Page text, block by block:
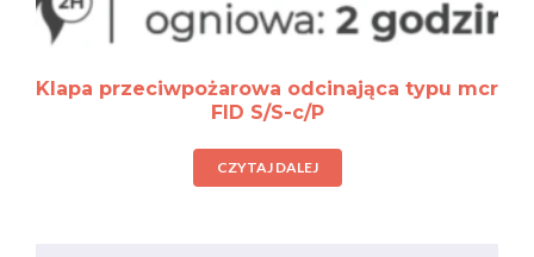
Klapa przeciwpożarowa odcinająca typu mcr
FID S/S-c/P
CZYTAJ DALEJ